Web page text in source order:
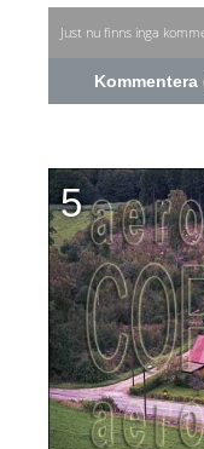
Just nu finns inga
Kommentera
5